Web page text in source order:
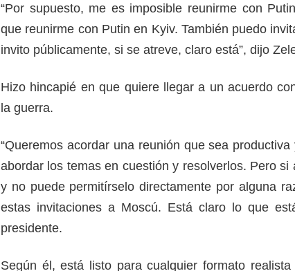
“Por supuesto, me es imposible reunirme con
que reunirme con Putin en Kyiv. También puedo
invito públicamente, si se atreve, claro está”, dijo
Hizo hincapié en que quiere llegar a un acuerdo
la guerra.
“Queremos acordar una reunión que sea
abordar los temas en cuestión y resolverlos. Pero si
y no puede permitírselo directamente por alguna
estas invitaciones a Moscú. Está claro lo que
presidente.
Según él, está listo para cualquier formato